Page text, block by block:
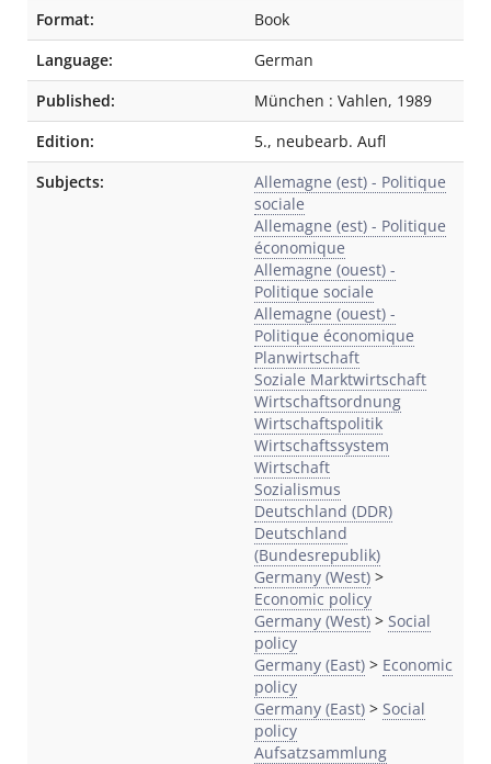
Format:
Book
Language:
German
Published:
München : Vahlen, 1989
Edition:
5., neubearb. Aufl
Subjects:
Allemagne (est) - Politique
sociale
Allemagne (est) - Politique
économique
Allemagne (ouest) -
Politique sociale
Allemagne (ouest) -
Politique économique
Planwirtschaft
Soziale Marktwirtschaft
Wirtschaftsordnung
Wirtschaftspolitik
Wirtschaftssystem
Wirtschaft
Sozialismus
Deutschland (DDR)
Deutschland
(Bundesrepublik)
Germany (West) >
Economic policy
Germany (West) > Social
policy
Germany (East) > Economic
policy
Germany (East) > Social
policy
Aufsatzsammlung